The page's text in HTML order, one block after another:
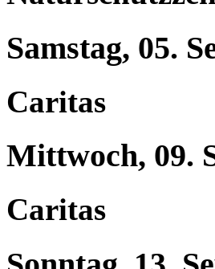
Samstag, 05.
Caritas
Mittwoch, 09.
Caritas